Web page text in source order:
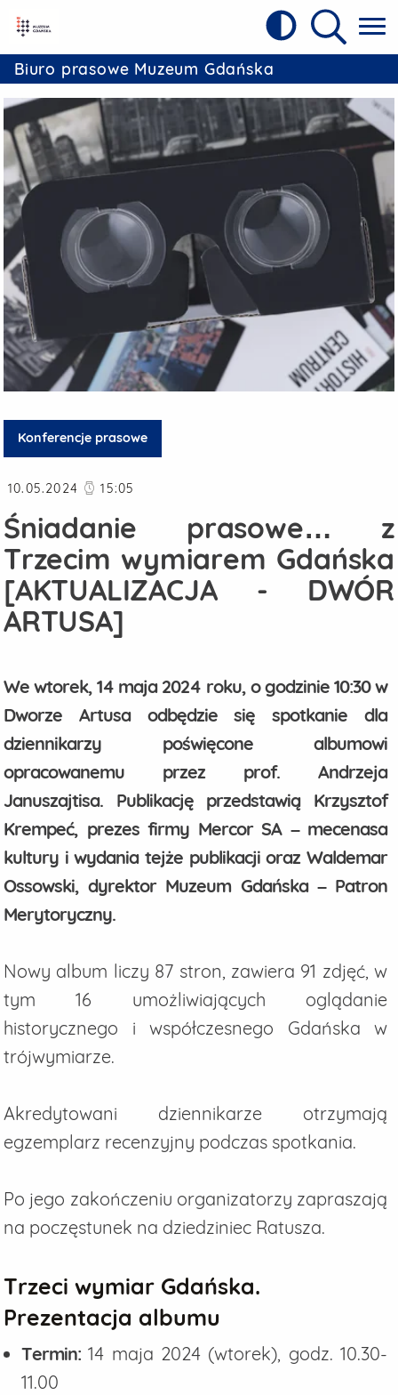
Referat Prasowy Urzędu Miejskiego w
Kontrast
Biuro prasowe Muzeum Gdańska
Konferencje prasowe
Data publikacji
10.05.2024 15:05
Śniadanie prasowe… z
Trzecim wymiarem Gdańska
[AKTUALIZACJA - DWÓR
ARTUSA]
We wtorek, 14 maja 2024 roku, o godzinie 10:30 w
Dworze Artusa odbędzie się spotkanie dla
dziennikarzy poświęcone albumowi
opracowanemu przez prof. Andrzeja
Januszajtisa. Publikację przedstawią Krzysztof
Krempeć, prezes firmy Mercor SA – mecenasa
kultury i wydania tejże publikacji oraz Waldemar
Ossowski, dyrektor Muzeum Gdańska – Patron
Merytoryczny.
Nowy album liczy 87 stron, zawiera 91 zdjęć, w
tym 16 umożliwiających oglądanie
historycznego i współczesnego Gdańska w
trójwymiarze.
Akredytowani dziennikarze otrzymają
egzemplarz recenzyjny podczas spotkania.
Po jego zakończeniu organizatorzy zapraszają
na poczęstunek na dziedziniec Ratusza.
Trzeci wymiar Gdańska.
Prezentacja albumu
Termin: 14 maja 2024 (wtorek), godz. 10.30-
11.00